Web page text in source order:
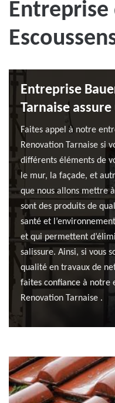
Entreprise
Tarnaise
Faites appel à notre
Renovation Tarnaise si
différents éléments de
le mur, la façade, et
que nous allons mettre
sont des produits de
santé et
et qui permettent
salissure. Ainsi, si vous
qualité en travaux de
faites confiance à notre
Renovation Tarnaise .